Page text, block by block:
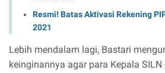
Resmi! Batas Aktivasi Rekening
2021
Lebih mendalam lagi, Bastari
keinginannya agar para Kepala